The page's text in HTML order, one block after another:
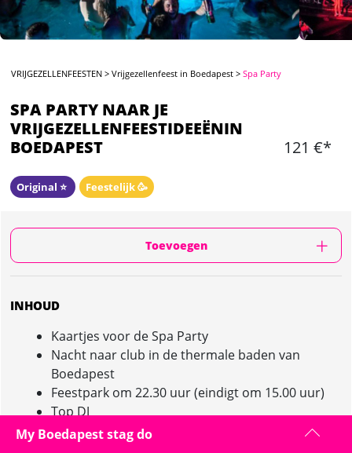
VRIJGEZELLENFEESTEN >Vrijgezellenfeest in Boedapest >Spa Party
SPA PARTY NAAR JE
VRIJGEZELLENFEESTIDEEËNIN
BOEDAPEST
121 €*
Original ⭐️ Feestelijk 🥳
Toevoegen
INHOUD
Kaartjes voor de Spa Party
Nacht naar club in de thermale baden van
Boedapest
Feestpark om 22.30 uur (eindigt om 15.00 uur)
Top DJ
Drankjes zijn niet inbegrepen
My Boedapest stag do